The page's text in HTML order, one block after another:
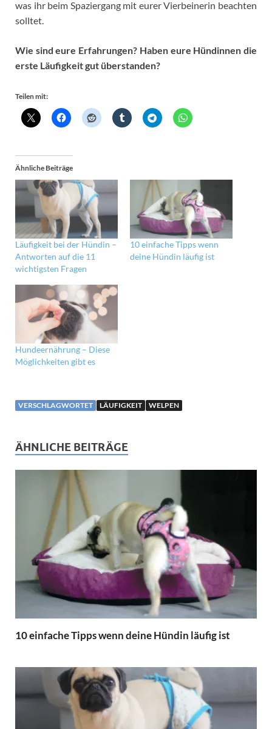
was ihr beim Spaziergang mit eurer Vierbeinerin beachten
solltet.
Wie sind eure Erfahrungen? Haben eure Hündinnen die
erste Läufigkeit gut überstanden?
Teilen mit:
Ähnliche Beiträge
Läufigkeit bei der Hündin –
Antworten auf die 11
wichtigsten Fragen
10 einfache Tipps wenn
deine Hündin läufig ist
Hundeernährung – Diese
Möglichkeiten gibt es
VERSCHLAGWORTET LÄUFIGKEIT WELPEN
ÄHNLICHE BEITRÄGE
10 einfache Tipps wenn deine Hündin läufig ist